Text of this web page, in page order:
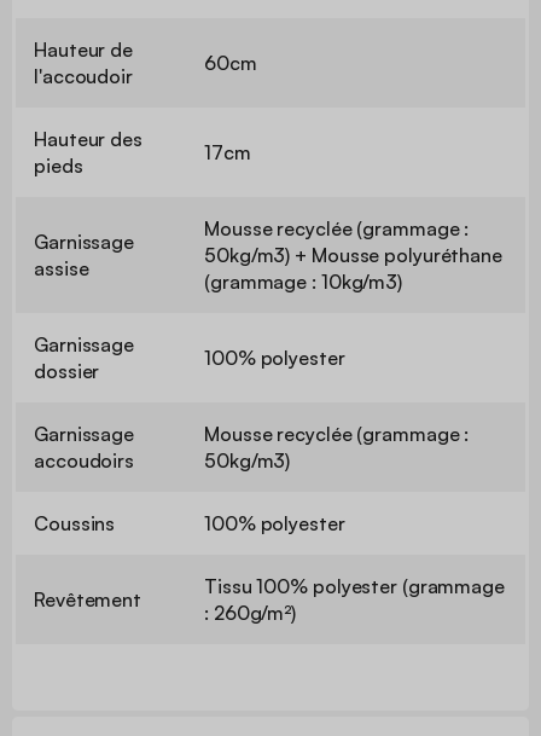
Hauteur de
l'accoudoir
60cm
Hauteur des
pieds
17cm
Garnissage
assise
Mousse recyclée (grammage :
50kg/m3) + Mousse polyuréthane
(grammage : 10kg/m3)
Garnissage
dossier
100% polyester
Garnissage
accoudoirs
Mousse recyclée (grammage :
50kg/m3)
Coussins 100% polyester
Revêtement
Tissu 100% polyester (grammage
: 260g/m²)